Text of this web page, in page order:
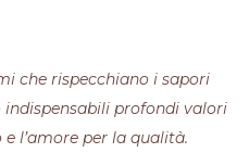
che rispecchiano i sapori
profondi valori
l’amore per la qualità.